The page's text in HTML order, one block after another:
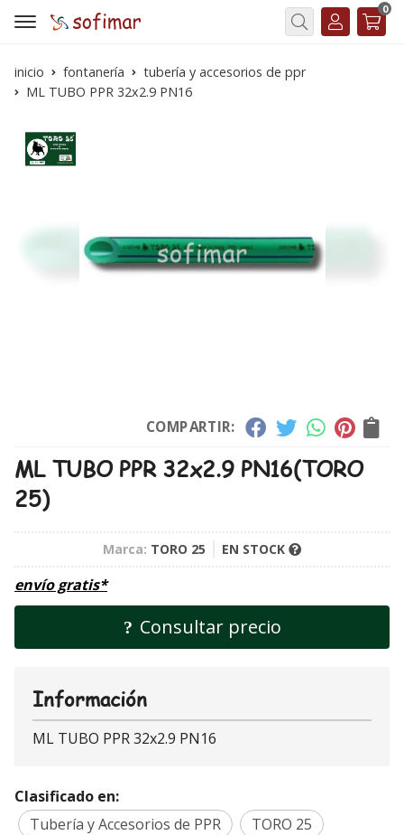
Buscar
0
inicio fontanería
tubería y accesorios de ppr
ML TUBO PPR 32x2.9 PN16
COMPARTIR:
ML TUBO PPR 32x2.9 PN16(TORO
25)
Marca: TORO 25 EN STOCK
envío gratis*
Consultar precio
Información
ML TUBO PPR 32x2.9 PN16
Clasificado en:
Tubería y Accesorios de PPR
TORO 25